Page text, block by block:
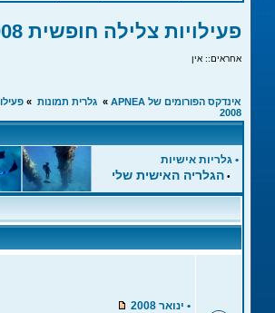
פעילויות צלילה חופשית 2008
אחראים:: אין
אינדקס הפורומים של APNEA » גלרית תמונות »
2008
• גלריות אישיות
• הגלריה האישית שלי
• ינואר 2008